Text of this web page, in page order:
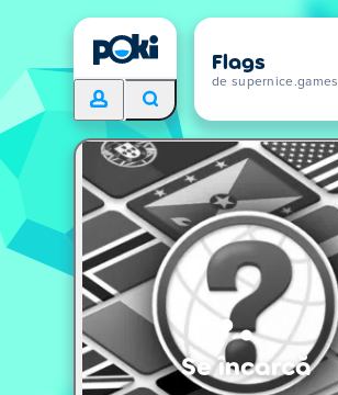
Flags
de supernice.games
Se încarcă